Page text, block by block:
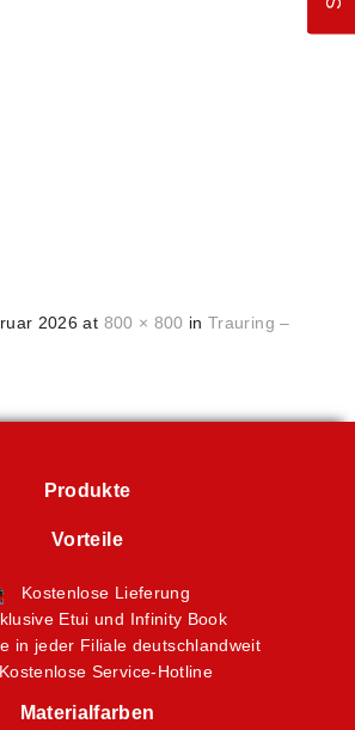
2026 at 800 × 800 inTrauring –
Produkte
Vorteile
Kostenlose Lieferung
Etui und Infinity Book
in jeder Filiale deutschlandweit
Kostenlose Service-Hotline
Materialfarben